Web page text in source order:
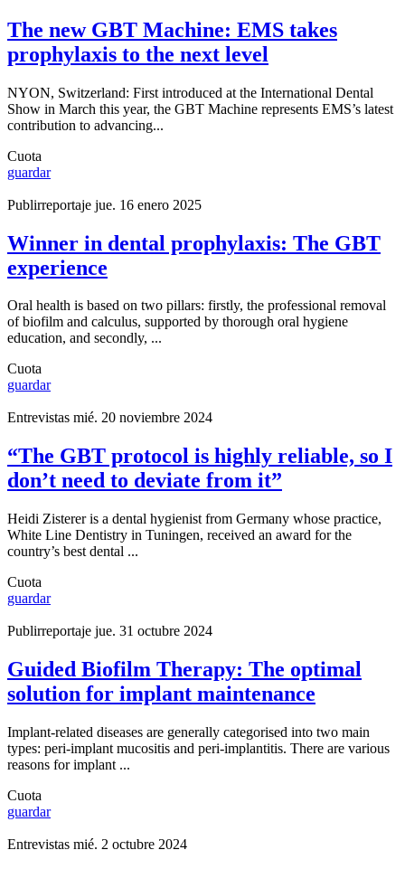
The new GBT Machine: EMS takes
prophylaxis to the next level
NYON, Switzerland: First introduced at the International Dental
Show in March this year, the GBT Machine represents EMS’s latest
contribution to advancing...
Cuota
guardar
Publirreportaje jue. 16 enero 2025
Winner in dental prophylaxis: The GBT
experience
Oral health is based on two pillars: firstly, the professional removal
of biofilm and calculus, supported by thorough oral hygiene
education, and secondly, ...
Cuota
guardar
Entrevistas mié. 20 noviembre 2024
“The GBT protocol is highly reliable, so I
don’t need to deviate from it”
Heidi Zisterer is a dental hygienist from Germany whose practice,
White Line Dentistry in Tuningen, received an award for the
country’s best dental ...
Cuota
guardar
Publirreportaje jue. 31 octubre 2024
Guided Biofilm Therapy: The optimal
solution for implant maintenance
Implant-related diseases are generally categorised into two main
types: peri-implant mucositis and peri-implantitis. There are various
reasons for implant ...
Cuota
guardar
Entrevistas mié. 2 octubre 2024